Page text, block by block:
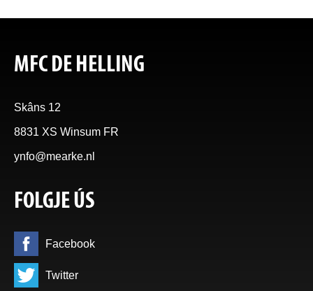
MFC DE HELLING
Skâns 12
8831 XS Winsum FR
ynfo@mearke.nl
FOLGJE ÚS
Facebook
Twitter